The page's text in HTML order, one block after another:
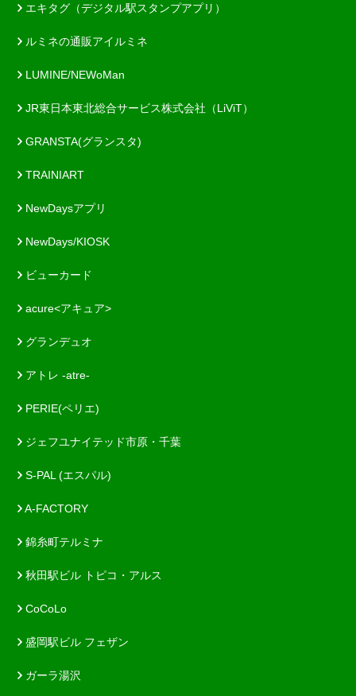
エキタグ（デジタル駅スタンプアプリ）
ルミネの通販アイルミネ
LUMINE/NEWoMan
JR東日本東北総合サービス株式会社（LiViT）
GRANSTA(グランスタ)
TRAINIART
NewDaysアプリ
NewDays/KIOSK
ビューカード
acure<アキュア>
グランデュオ
アトレ -atre-
PERIE(ペリエ)
ジェフユナイテッド市原・千葉
S-PAL (エスパル)
A-FACTORY
錦糸町テルミナ
秋田駅ビル トピコ・アルス
CoCoLo
盛岡駅ビル フェザン
ガーラ湯沢